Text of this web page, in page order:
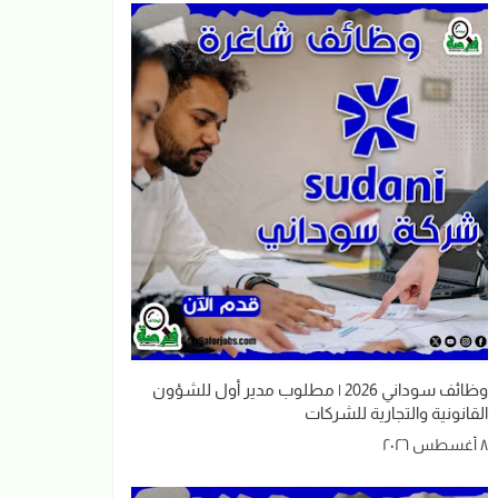
وظائف سوداني 2026 | مطلوب مدير أول للشؤون
القانونية والتجارية للشركات
٨ أغسطس ٢٠٢٦